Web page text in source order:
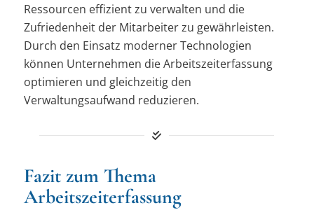
Ressourcen effizient zu verwalten und die
Zufriedenheit der Mitarbeiter zu gewährleisten.
Durch den Einsatz moderner Technologien
können Unternehmen die Arbeitszeiterfassung
optimieren und gleichzeitig den
Verwaltungsaufwand reduzieren.
Fazit zum Thema
Arbeitszeiterfassung